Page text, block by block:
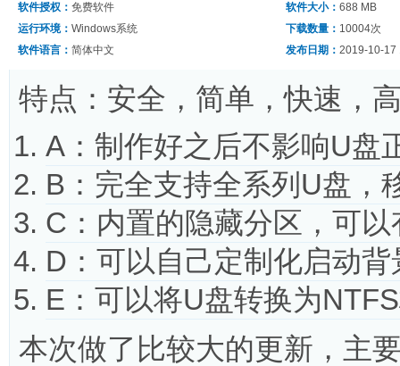
软件授权： 免费软件 软件大小： 688 MB
运行环境： Windows系统 下载数量： 10004次
软件语言： 简体中文 发布日期： 2019-10-17
特点：安全，简单，快速，
A：制作好之后不影响U盘
B：完全支持全系列U盘，
C：内置的隐藏分区，可
D：可以自己定制化启动
E：可以将U盘转换为
本次做了比较大的更新，主